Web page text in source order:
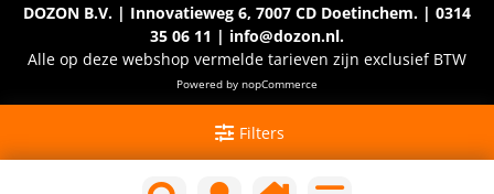
Filters
DOZON B.V. | Innovatieweg 6, 7007 CD Doetinchem. | 0314
35 06 11 | info@dozon.nl.
Alle op deze webshop vermelde tarieven zijn exclusief BTW
Powered by nopCommerce